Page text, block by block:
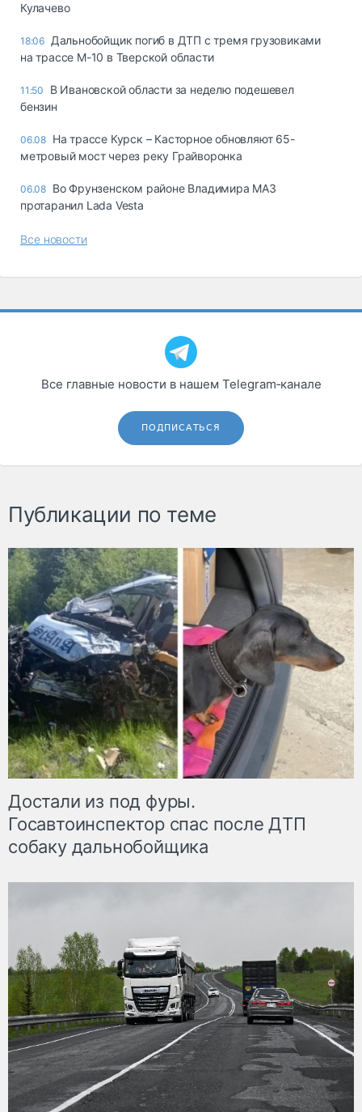
Кулачево
18:06 Дальнобойщик погиб в ДТП с тремя грузовиками
на трассе М-10 в Тверской области
11:50
В Ивановской области за неделю подешевел
бензин
06.08 На трассе Курск – Касторное обновляют 65-
метровый мост через реку Грайворонка
06.08 Во Фрунзенском районе Владимира МАЗ
протаранил Lada Vesta
Все новости
Все главные новости в нашем Telegram‑канале
ПОДПИСАТЬСЯ
Публикации по теме
Достали из под фуры.
Госавтоинспектор спас после ДТП
собаку дальнобойщика